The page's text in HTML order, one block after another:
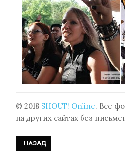
© 2018 SHOUT! Online. Все
на других сайтах без
ПРЕДЫДУЩИЙ: ФОТОРЕПОРТАЖ:
НАЗАД